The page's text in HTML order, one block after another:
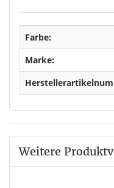
Farbe:
Marke:
Weitere